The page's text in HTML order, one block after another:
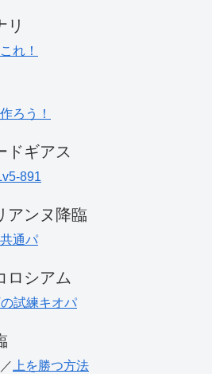
リ
れ！
ろう！
ドギアス
891
アンヌ降臨
通パ
ロシアム
試練キオパ
／ 上を勝つ方法